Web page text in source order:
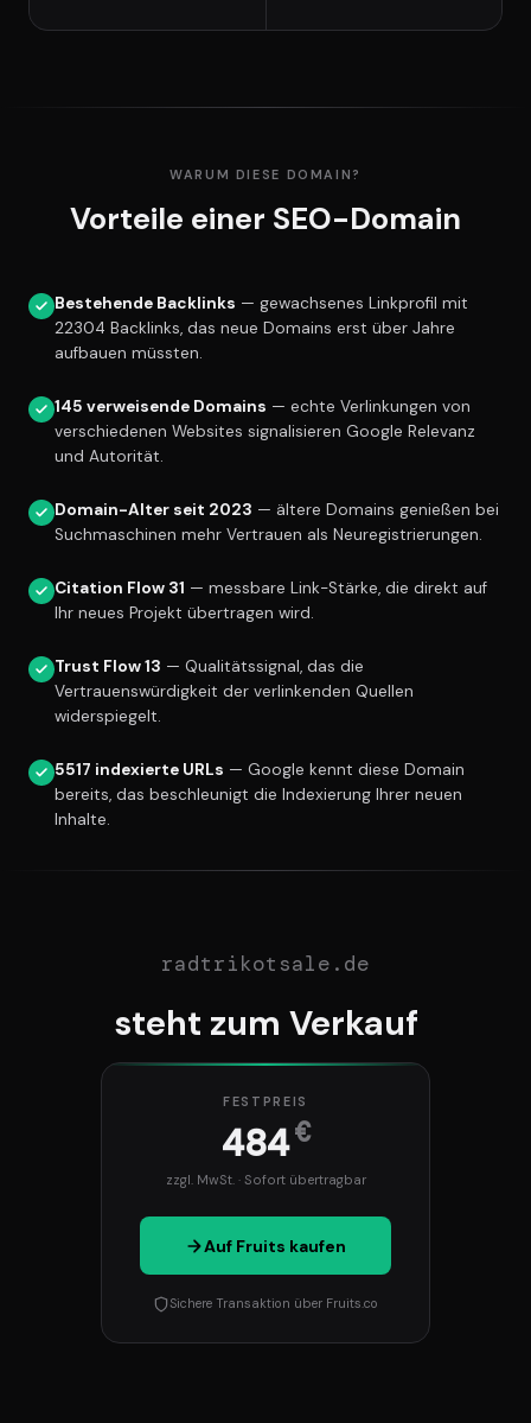
WARUM DIESE DOMAIN?
Vorteile einer SEO-Domain
Bestehende Backlinks — gewachsenes Linkprofil mit
22304 Backlinks, das neue Domains erst über Jahre
aufbauen müssten.
145 verweisende Domains — echte Verlinkungen von
verschiedenen Websites signalisieren Google Relevanz
und Autorität.
Domain-Alter seit 2023 — ältere Domains genießen bei
Suchmaschinen mehr Vertrauen als Neuregistrierungen.
Citation Flow 31 — messbare Link-Stärke, die direkt auf
Ihr neues Projekt übertragen wird.
Trust Flow 13 — Qualitätssignal, das die
Vertrauenswürdigkeit der verlinkenden Quellen
widerspiegelt.
5517 indexierte URLs — Google kennt diese Domain
bereits, das beschleunigt die Indexierung Ihrer neuen
Inhalte.
radtrikotsale.de
steht zum Verkauf
FESTPREIS
484€
zzgl. MwSt. · Sofort übertragbar
Auf Fruits kaufen
Sichere Transaktion über Fruits.co